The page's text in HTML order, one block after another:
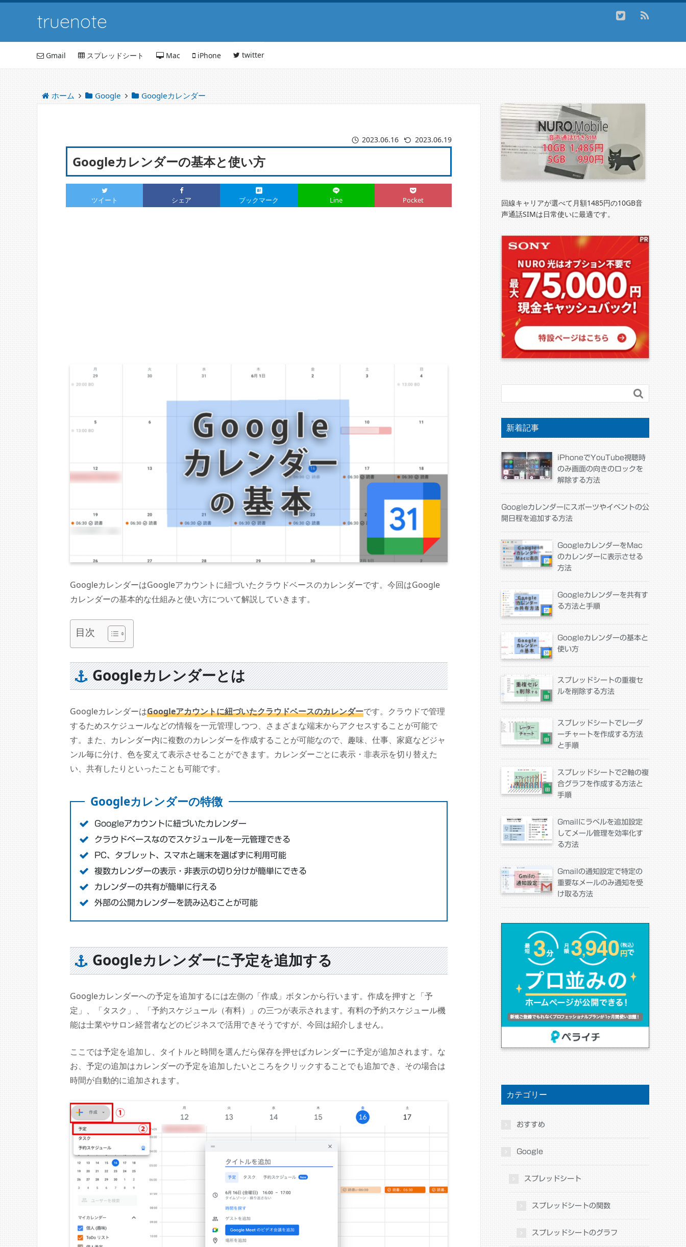
truenote
Gmail スプレッドシート Mac iPhone twitter
ホーム Google Googleカレンダー
2023.06.19
2023.06.16
Googleカレンダーの基本と使い方
ツイート シェア ブックマーク Line Pocket
GoogleカレンダーはGoogleアカウントに紐づいたクラウドベースのカレンダーです。今回はGoogle
カレンダーの基本的な仕組みと使い方について解説していきます。
目次
Googleカレンダーとは
GoogleカレンダーはGoogleアカウントに紐づいたクラウドベースのカレンダーです。クラウドで管理
するためスケジュールなどの情報を一元管理しつつ、さまざまな端末からアクセスすることが可能で
す。また、カレンダー内に複数のカレンダーを作成することが可能なので、趣味、仕事、家庭などジャ
ンル毎に分け、色を変えて表示させることができます。カレンダーごとに表示・非表示を切り替えた
い、共有したりといったことも可能です。
Googleカレンダーの特徴
Googleアカウントに紐づいたカレンダー
クラウドベースなのでスケジュールを一元管理できる
PC、タブレット、スマホと端末を選ばずに利用可能
複数カレンダーの表示・非表示の切り分けが簡単にできる
カレンダーの共有が簡単に行える
外部の公開カレンダーを読み込むことが可能
Googleカレンダーに予定を追加する
Googleカレンダーへの予定を追加するには左側の「作成」ボタンから行います。作成を押すと「予
定」、「タスク」、「予約スケジュール（有料）」の三つが表示されます。有料の予約スケジュール機
能は士業やサロン経営者などのビジネスで活用できそうですが、今回は紹介しません。
ここでは予定を追加し、タイトルと時間を選んだら保存を押せばカレンダーに予定が追加されます。な
お、予定の追加はカレンダーの予定を追加したいところをクリックすることでも追加でき、その場合は
時間が自動的に追加されます。
回線キャリアが選べて月額1485円の10GB音
声通話SIMは日常使いに最適です。

新着記事
iPhoneでYouTube視聴時
のみ画面の向きのロックを
解除する方法
Googleカレンダーにスポーツやイベントの公
開日程を追加する方法
GoogleカレンダーをMac
のカレンダーに表示させる
方法
Googleカレンダーを共有す
る方法と手順
Googleカレンダーの基本と
使い方
スプレッドシートの重複セ
ルを削除する方法
スプレッドシートでレーダ
ーチャートを作成する方法
と手順
スプレッドシートで2軸の複
合グラフを作成する方法と
手順
Gmailにラベルを追加設定
してメール管理を効率化す
る方法
Gmailの通知設定で特定の
重要なメールのみ通知を受
け取る方法
カテゴリー
おすすめ
Google
スプレッドシート
スプレッドシートの関数
スプレッドシートのグラフ